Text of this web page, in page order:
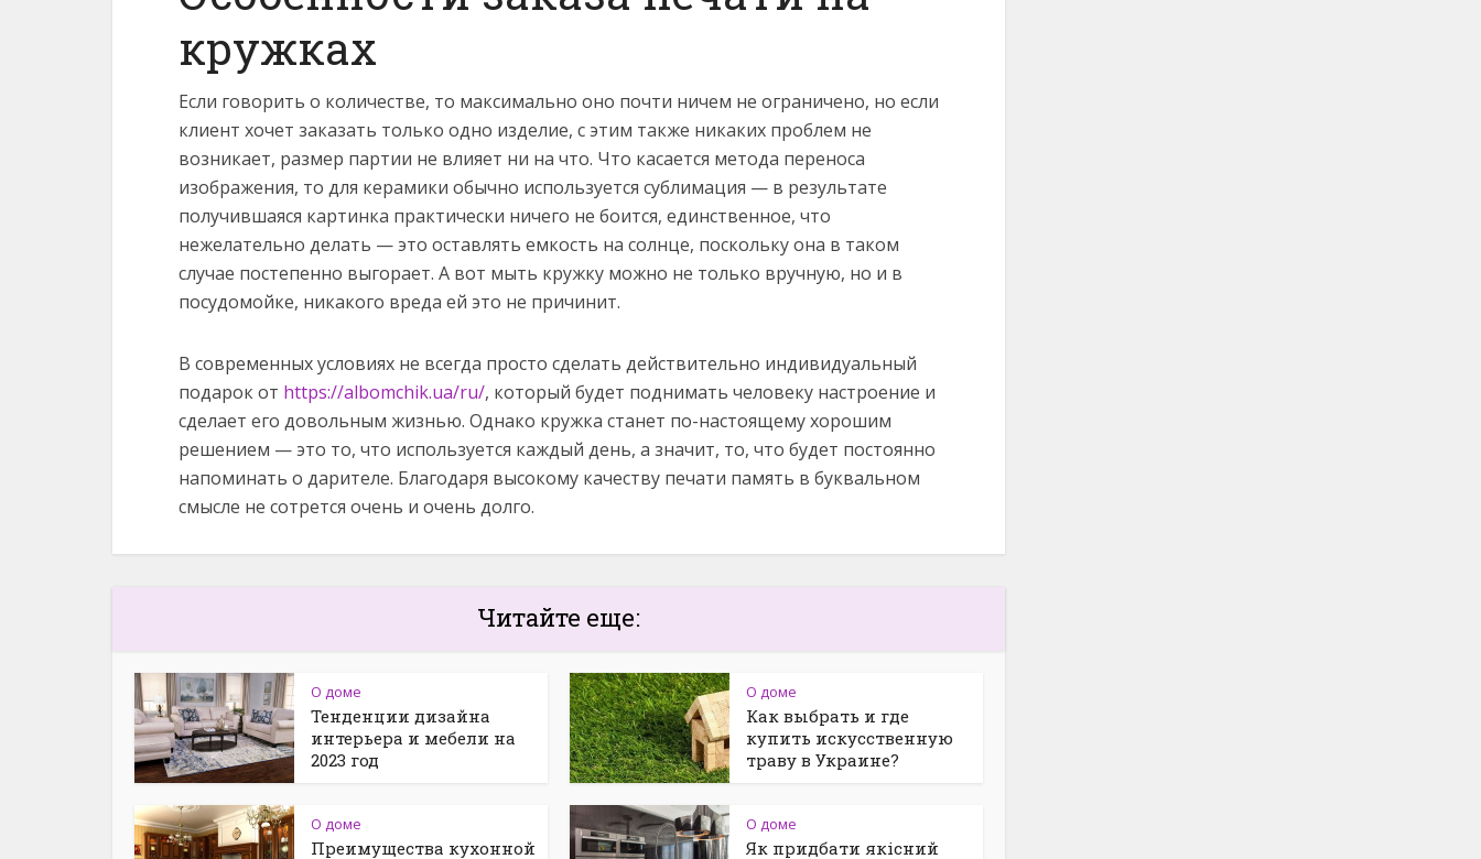
кружках
Если говорить о количестве, то максимально оно почти ничем не ограничено, но если
клиент хочет заказать только одно изделие, с этим также никаких проблем не
возникает, размер партии не влияет ни на что. Что касается метода переноса
изображения, то для керамики обычно используется сублимация — в результате
получившаяся картинка практически ничего не боится, единственное, что
нежелательно делать — это оставлять емкость на солнце, поскольку она в таком
случае постепенно выгорает. А вот мыть кружку можно не только вручную, но и в
посудомойке, никакого вреда ей это не причинит.
В современных условиях не всегда просто сделать действительно индивидуальный
подарок от https://albomchik.ua/ru/, который будет поднимать человеку настроение и
сделает его довольным жизнью. Однако кружка станет по-настоящему хорошим
решением — это то, что используется каждый день, а значит, то, что будет постоянно
напоминать о дарителе. Благодаря высокому качеству печати память в буквальном
смысле не сотрется очень и очень долго.
Читайте еще:
О доме
Тенденции дизайна
интерьера и мебели на
2023 год
О доме
Как выбрать и где
купить искусственную
траву в Украине?
О доме
Преимущества кухонной
О доме
Як придбати якісний